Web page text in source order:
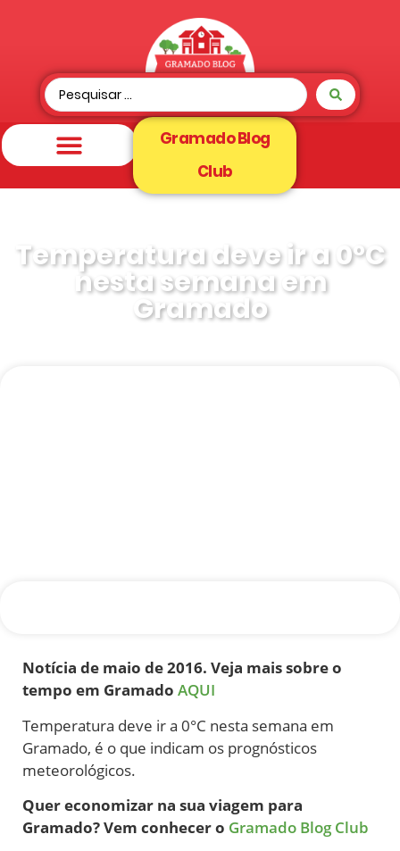
Gramado Blog
Club
Temperatura deve ir a 0°C
nesta semana em
Gramado
Notícia de maio de 2016. Veja mais sobre o
tempo em Gramado AQUI
Temperatura deve ir a 0°C nesta semana em
Gramado, é o que indicam os prognósticos
meteorológicos.
Quer economizar na sua viagem para
Gramado? Vem conhecer o Gramado Blog Club